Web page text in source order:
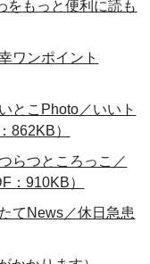
をもっと便利に読も
ワンポイント
とこPhoto／いいト
862KB）
らつところっこ／
：910KB）
てNews／休日急患